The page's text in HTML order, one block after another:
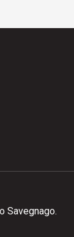
Savegnago.